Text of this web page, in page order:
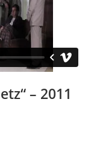
– 2011